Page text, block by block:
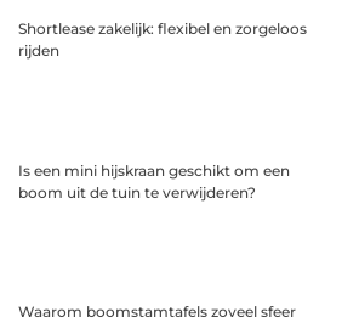
Shortlease zakelijk: flexibel en zorgeloos
rijden
Is een mini hijskraan geschikt om een
boom uit de tuin te verwijderen?
Waarom boomstamtafels zoveel sfeer